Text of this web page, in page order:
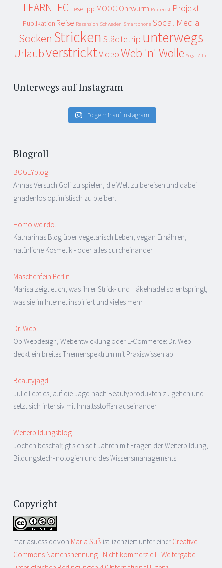
LEARNTEC Lesetipp MOOC Ohrwurm Pinterest Projekt
Publikation Reise Rezension Schweden Smartphone Social Media
Socken Stricken Städtetrip unterwegs
UrlaubverstricktVideoWeb 'n' Wolle Yoga Zitat
Unterwegs auf Instagram
Folge mir auf Instagram
Blogroll
BOGEYblog
Annas Versuch Golf zu spielen, die Welt zu bereisen und dabei
gnadenlos optimistisch zu bleiben.
Homo weirdo.
Katharinas Blog über vegetarisch Leben, vegan Ernähren,
natürliche Kosmetik - oder alles durcheinander.
Maschenfein Berlin
Marisa zeigt euch, was ihrer Strick- und Häkelnadel so entspringt,
was sie im Internet inspiriert und vieles mehr.
Dr. Web
Ob Webdesign, Webentwicklung oder E-Commerce: Dr. Web
deckt ein breites Themenspektrum mit Praxiswissen ab.
Beautyjagd
Julie liebt es, auf die Jagd nach Beautyprodukten zu gehen und
setzt sich intensiv mit Inhaltsstoffen auseinander.
Weiterbildungsblog
Jochen beschäftigt sich seit Jahren mit Fragen der Weiterbildung,
Bildungstech- nologien und des Wissensmanagements.
Copyright
mariasuess.devon Maria Süß ist lizenziert unter einer Creative
Commons Namensnennung - Nicht-kommerziell - Weitergabe